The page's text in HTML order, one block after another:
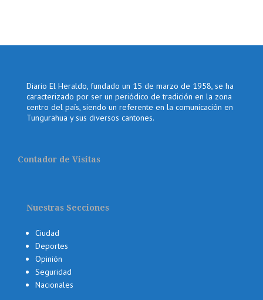
Diario El Heraldo, fundado un 15 de marzo de 1958, se ha
caracterizado por ser un periódico de tradición en la zona
centro del país, siendo un referente en la comunicación en
Tungurahua y sus diversos cantones.
Contador de Visitas
Nuestras Secciones
Ciudad
Deportes
Opinión
Seguridad
Nacionales